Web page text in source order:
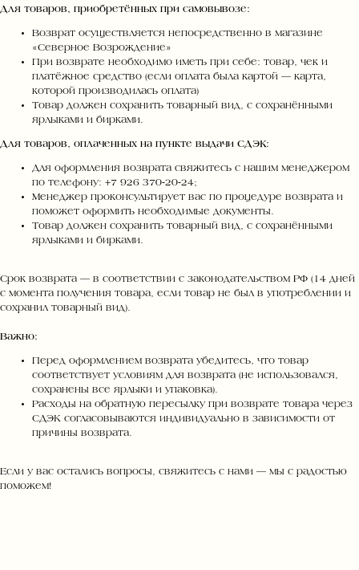
Для товаров, приобретённых при самовывозе:
Возврат осуществляется непосредственно в магазине
«Северное Возрождение»
При возврате необходимо иметь при себе: товар, чек и
платёжное средство (если оплата была картой — карта,
которой производилась оплата)
Товар должен сохранить товарный вид, с сохранёнными
ярлыками и бирками.
Для товаров, оплаченных на пункте выдачи СДЭК:
Для оформления возврата свяжитесь с нашим менеджером
по телефону: +7 926 370‑20‑24;
Менеджер проконсультирует вас по процедуре возврата и
поможет оформить необходимые документы.
Товар должен сохранить товарный вид, с сохранёнными
ярлыками и бирками.
Срок возврата — в соответствии с законодательством РФ (14 дней
с момента получения товара, если товар не был в употреблении и
сохранил товарный вид).
Важно:
Перед оформлением возврата убедитесь, что товар
соответствует условиям для возврата (не использовался,
сохранены все ярлыки и упаковка).
Расходы на обратную пересылку при возврате товара через
СДЭК согласовываются индивидуально в зависимости от
причины возврата.
Если у вас остались вопросы, свяжитесь с нами — мы с радостью
поможем!